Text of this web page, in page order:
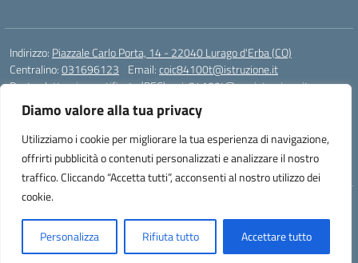
Diamo valore alla tua privacy
Utilizziamo i cookie per migliorare la tua esperienza di navigazione,
offrirti pubblicità o contenuti personalizzati e analizzare il nostro
traffico. Cliccando “Accetta tutti”, acconsenti al nostro utilizzo dei
cookie.
Personalizza Rifiuta tutto Accettare tutto
Indirizzo: Piazzale Carlo Porta, 14 - 22040 Lurago d'Erba (CO)
Centralino:031696123 Email:coic84100t@istruzione.it
Posta elettronica certificata (PEC):coic84100t@pec.istruzione.it
Codice fiscale: 82002040135
Codice meccanografico:
COIC84100T
Codice unico di fatturazione (CUF): UFKWZ7